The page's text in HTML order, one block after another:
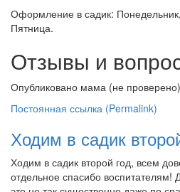
Оформление в садик:
Пятница.
Отзывы и
Опубликовано мама (не проверено)
Постоянная ссылка (Permalink)
Ходим в садик
Ходим в садик второй год, всем
отдельное спасибо воспитателям!